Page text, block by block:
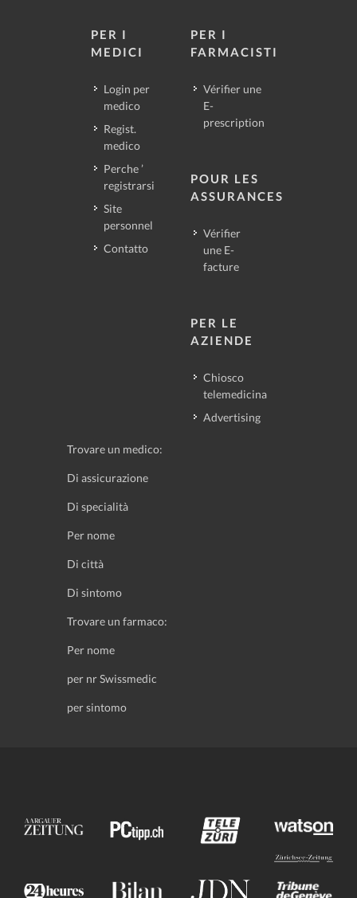
PER I
MEDICI
Login per
medico
Regist.
medico
Perche ’
registrarsi
Site
personnel
Contatto
PER I
FARMACISTI
Vérifier une
E-
prescription
POUR LES
ASSURANCES
Vérifier
une E-
facture
PER LE
AZIENDE
Chiosco
telemedicina
Advertising
Trovare un medico:
Di assicurazione
Di specialità
Per nome
Di città
Di sintomo
Trovare un farmaco:
Per nome
per nr Swissmedic
per sintomo